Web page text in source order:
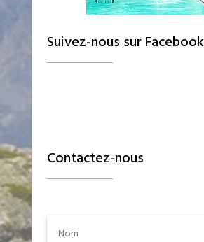
Suivez-nous sur Facebook
Contactez-nous